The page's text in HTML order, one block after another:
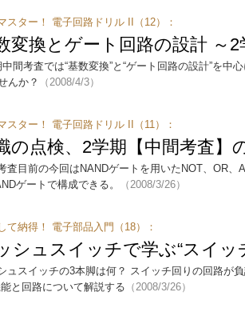
スター！ 電子回路ドリル II（12）：
変換とゲート回路の設計 ～
中間考査では“基数変換”と“ゲート回路の設計”を中
んか？
（2008/4/3）
スター！ 電子回路ドリル II（11）：
の点検、2学期【中間考査】
査目前の今回はNANDゲートを用いたNOT、OR、
ゲートで構成できる。
（2008/3/26）
て納得！ 電子部品入門（18）：
シュスイッチで学ぶ“スイッ
ュスイッチの3本脚は何？ スイッチ回りの回路が
と回路について解説する （2008/3/26）